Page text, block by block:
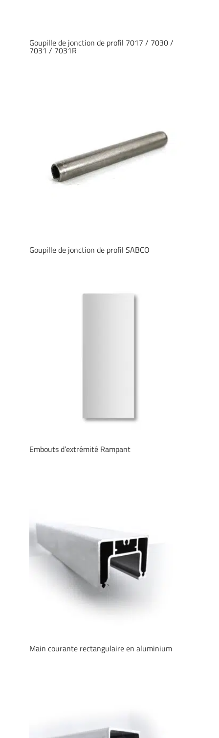
Goupille de jonction de profil 7017 / 7030 /
7031 / 7031R
Goupille de jonction de profil SABCO
Embouts d’extrémité Rampant
Main courante rectangulaire en aluminium